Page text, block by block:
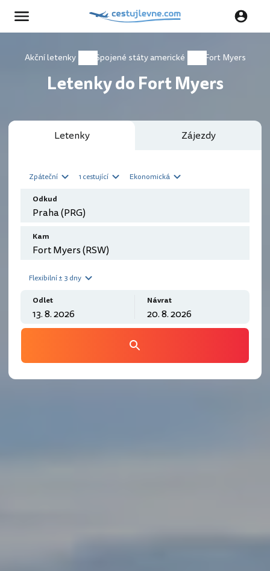
Akční letenky Spojené státy americké Fort Myers
Letenky do Fort Myers
Letenky Zájezdy
Zpáteční 1 cestující Ekonomická
Odkud
Kam
Flexibilní ± 3 dny
Odlet Návrat